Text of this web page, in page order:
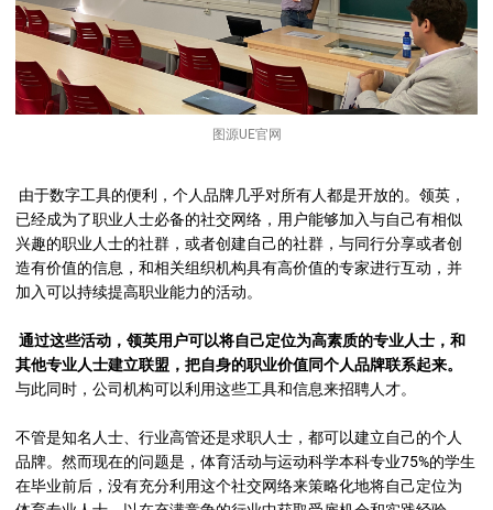
图源UE官网
由于数字工具的便利，个人品牌几乎对所有人都是开放的。领英，
已经成为了职业人士必备的社交网络，用户能够加入与自己有相似
兴趣的职业人士的社群，或者创建自己的社群，与同行分享或者创
造有价值的信息，和相关组织机构具有高价值的专家进行互动，并
加入可以持续提高职业能力的活动。
通过这些活动，领英用户可以将自己定位为高素质的专业人士，和
其他专业人士建立联盟，把自身的职业价值同个人品牌联系起来。
与此同时，公司机构可以利用这些工具和信息来招聘人才。
不管是知名人士、行业高管还是求职人士，都可以建立自己的个人
品牌。然而现在的问题是，体育活动与运动科学本科专业75%的学生
在毕业前后，没有充分利用这个社交网络来策略化地将自己定位为